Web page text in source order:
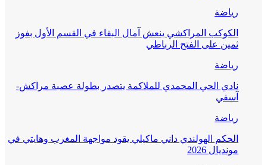
رياضة
الكوكب المراكشي ينعش آمال البقاء في القسم الأول بفوز
ثمين على الفتح الرباطي
رياضة
نادي الحي المحمدي للملاكمة يتصدر بطولة عصبة مراكش-
آسفي
رياضة
الحكم الهولندي داني ماكيلي يقود مواجهة المغرب وهايتي في
مونديال 2026